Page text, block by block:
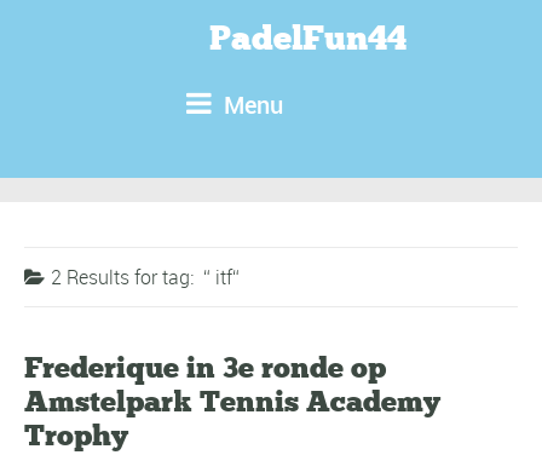
PadelFun44
Menu
2 Results fortag: itf
Frederique in 3e ronde op
Amstelpark Tennis Academy
Trophy